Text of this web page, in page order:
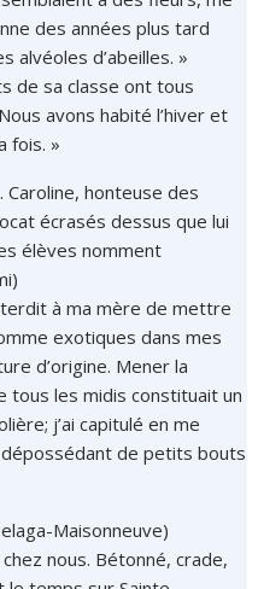
des années plus tard
alvéoles d’abeilles. »
de sa classe ont tous
avons habité l’hiver et
fois. »
Caroline, honteuse des
écrasés dessus que lui
élèves nomment
à ma mère de mettre
exotiques dans mes
d’origine. Mener la
tous les midis constituait un
j’ai capitulé en me
de petits bouts
Maisonneuve)
nous. Bétonné, crade,